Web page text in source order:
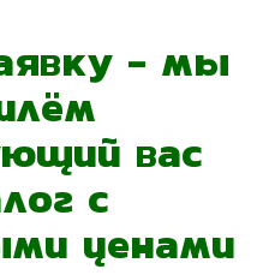
- мы
вас
с
ценами